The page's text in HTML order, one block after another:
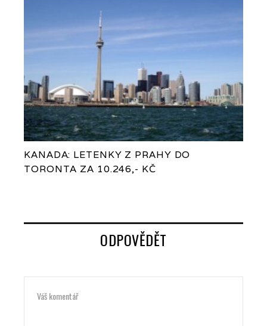
KANADA: LETENKY Z PRAHY DO
TORONTA ZA 10.246,- KČ
ODPOVĚDĚT